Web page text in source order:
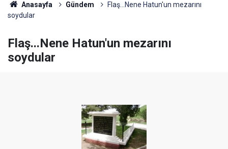
Anasayfa Gündem
Flaş...Nene Hatun'un mezarını
soydular
Flaş...Nene Hatun'un mezarını
soydular